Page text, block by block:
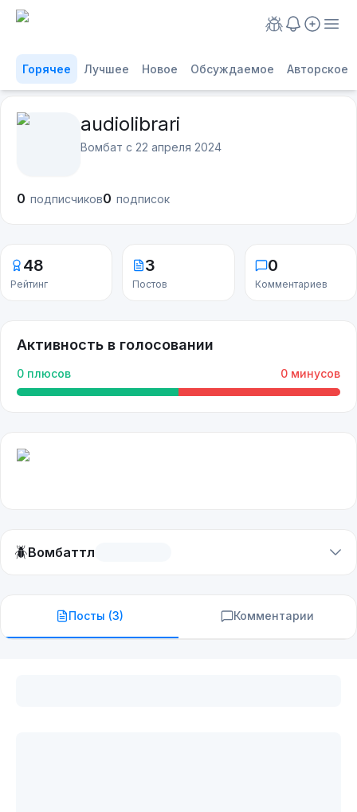
Горячее Лучшее Новое Обсуждаемое Авторское
audiolibrari
Вомбат с 22 апреля 2024
0 подписчиков0 подписок
48
Рейтинг
3
Постов
0
Комментариев
Активность в голосовании
0 плюсов 0 минусов
🪲Вомбаттл
Посты (3) Комментарии